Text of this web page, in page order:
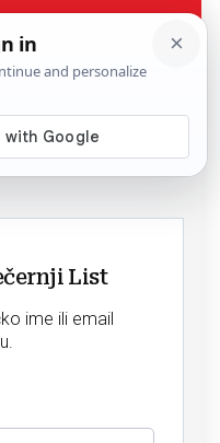
List
ime ili email